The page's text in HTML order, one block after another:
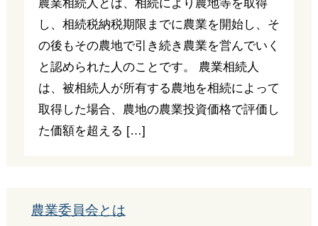
農業相続人とは、相続により農地等を取得
し、相続税納税期限までに農業を開始し、そ
の後もその農地で引き続き農業を営んでいく
と認められた人のことです。 農業相続人
は、被相続人が所有する農地を相続によって
取得した場合、農地の農業投資価格で評価し
た価額を超える […]
農業委員会とは